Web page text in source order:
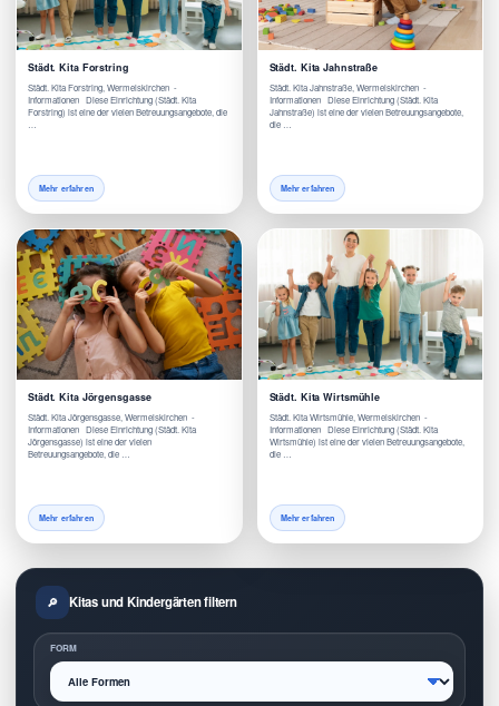
Städt. Kita Forstring
Städt. Kita Forstring, Wermelskirchen -
Informationen Diese Einrichtung (Städt. Kita
Forstring) ist eine der vielen Betreuungsangebote, die
…
Mehr erfahren
Städt. Kita Jahnstraße
Städt. Kita Jahnstraße, Wermelskirchen -
Informationen Diese Einrichtung (Städt. Kita
Jahnstraße) ist eine der vielen Betreuungsangebote,
die …
Mehr erfahren
Städt. Kita Jörgensgasse
Städt. Kita Jörgensgasse, Wermelskirchen -
Informationen Diese Einrichtung (Städt. Kita
Jörgensgasse) ist eine der vielen
Betreuungsangebote, die …
Mehr erfahren
Städt. Kita Wirtsmühle
Städt. Kita Wirtsmühle, Wermelskirchen -
Informationen Diese Einrichtung (Städt. Kita
Wirtsmühle) ist eine der vielen Betreuungsangebote,
die …
Mehr erfahren
Kitas und Kindergärten filtern
FORM